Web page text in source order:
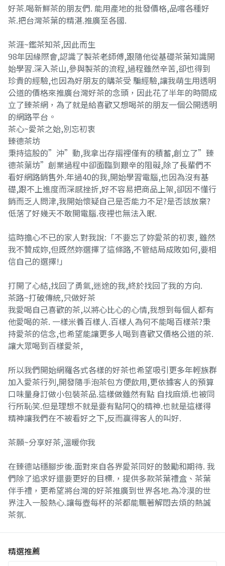
好茶.喝新鮮茶的朋友們. 能用產地的批發價格,品嚐各種好
茶.把台灣茶葉的精湛.推廣至各國.
茶涯~鑑茶知茶,因此而生
98年因緣際會,認識了製茶老師傅,跟隨他從基礎茶葉知識開
始學習.深入茶山,參與製茶的流程,過程雖然辛苦,卻也得到
珍貴的經驗,也因為好朋友的購茶受 騙經驗,讓我萌生用透明
公道的價格來推廣台灣好茶的念頭，因此花了半年的時間成
立了臻茶網，為了就是給喜歡又想喝茶的朋友一個公開透明
的網路平台。
茶心~愛茶之始,別忘初衷
臻德茶坊
秉持這股的”沖”動,我拿出存摺裡僅有的積蓄,創立了”臻
德茶葉坊”創業過程中卻面臨到艱辛的阻礙,除了長輩們不
看好網路銷售外.年過40的我,開始學習電腦,也因為沒有基
礎,跟不上進度而深感挫折,好不容易把商品上架,卻因不懂行
銷而乏人問津,我開始懷疑自己是否能力不足?是否該放棄?
低落了好幾天不敢開電腦.夜裡也無法入眠.
這時擔心不已的家人對我說:「不要忘了妳愛茶的初衷, 雖然
我不贊成妳,但既然妳選擇了這條路,不管結局成敗如何,要相
信自己的選擇!」
打開了心結,找回了勇氣,迷途的我,終於找回了我的方向.
茶路~打破傳統,只做好茶
我愛喝自己喜歡的茶,以將心比心的心情,我想到每個人都有
他愛喝的茶. 一樣米養百樣人.百樣人為何不能喝百樣茶?秉
持愛茶的信念,也希望能讓更多人喝到喜歡又價格公道的茶.
讓大眾喝到百樣愛茶,
所以我們開始網羅各式各樣的好茶也希望吸引更多年輕族群
加入愛茶行列,開發隨手泡茶包方便飲用,更依據客人的預算
口味量身訂做小包裝茶品.這樣做雖然有點 自找麻煩.也被同
行所恥笑.但是理想不就是要有點阿Q的精神.也就是這樣得
精神讓我們在不被看好之下,反而贏得客人的叫好.
茶願~分享好茶,溫暖你我
在臻德站穩腳步後.面對來自各界愛茶同好的鼓勵和期待. 我
們除了追求好還要更好的目標.，提供多款茶葉禮盒、茶葉
伴手禮，更希望將台灣的好茶推廣到世界各地.為冷漠的世
界注入一股熱心.讓每壺每杯的茶都能飄著解悶去煩的熱誠
茶氛.
精選推薦